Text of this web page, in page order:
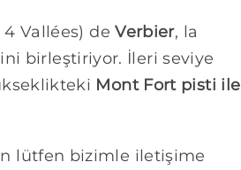
4 Vallées) deVerbier, la
birleştiriyor. İleri seviye
Mont Fort pisti ile
lütfen bizimle iletişime